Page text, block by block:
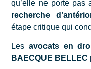
qu’elle ne porte pas
recherche
étape critique qui
Lesavocats en
BAECQUE BELLEC